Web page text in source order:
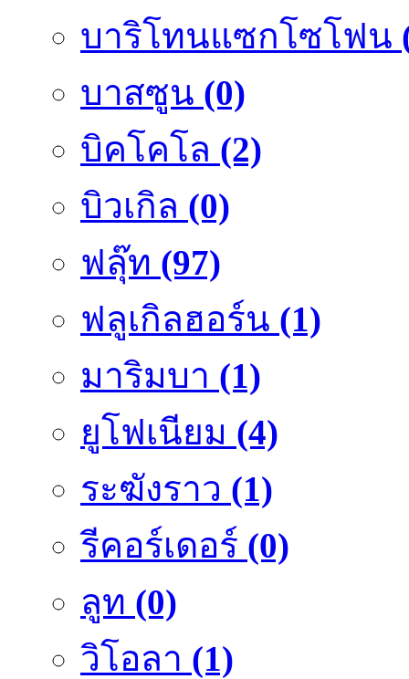
บาริโทนแซกโซโฟน
บาสซูน (0)
บิคโคโล (2)
บิวเกิล (0)
ฟลุ๊ท (97)
ฟลูเกิลฮอร์น (1)
มาริมบา (1)
ยูโฟเนียม (4)
ระฆังราว (1)
รีคอร์เดอร์ (0)
ลูท (0)
วิโอลา (1)